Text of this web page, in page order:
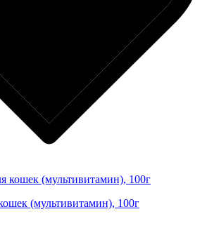
(мультивитамин), 100г